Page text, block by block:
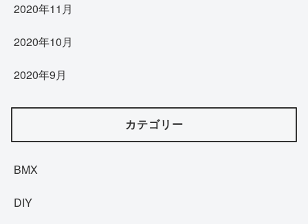
2020年11月
2020年10月
2020年9月
カテゴリー
BMX
DIY